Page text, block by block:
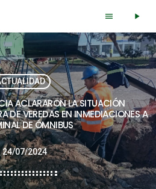
menu play_arrow
ACLARARON LA SITUACIÓN
DE VEREDAS EN INMEDIACIONES A
DE ÓMNIBUS
24/07/2024